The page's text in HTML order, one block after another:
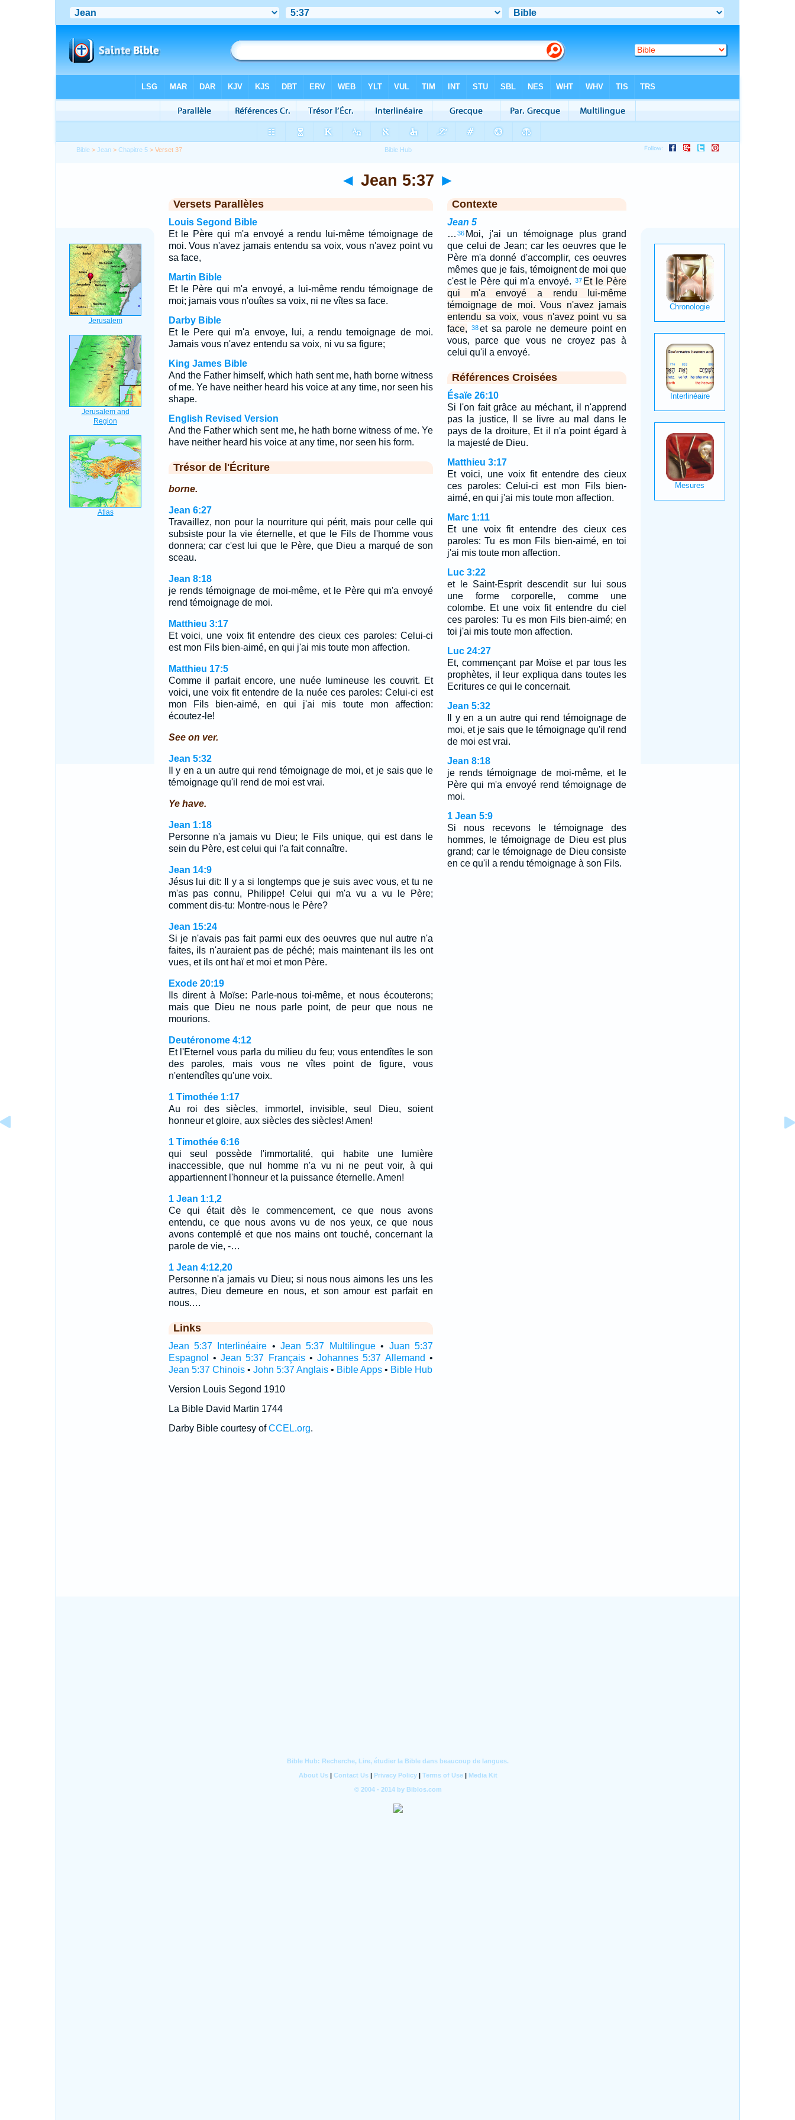
Bible >Jean >Chapitre 5 > Verset 37
◄ Jean 5:37 ►
Versets Parallèles
Louis Segond Bible
Et le Père qui m'a envoyé a rendu lui-même témoignage de
moi. Vous n'avez jamais entendu sa voix, vous n'avez point vu
sa face,
Martin Bible
Et le Père qui m'a envoyé, a lui-même rendu témoignage de
moi; jamais vous n'ouîtes sa voix, ni ne vîtes sa face.
Darby Bible
Et le Pere qui m'a envoye, lui, a rendu temoignage de moi.
Jamais vous n'avez entendu sa voix, ni vu sa figure;
King James Bible
And the Father himself, which hath sent me, hath borne witness
of me. Ye have neither heard his voice at any time, nor seen his
shape.
English Revised Version
And the Father which sent me, he hath borne witness of me. Ye
have neither heard his voice at any time, nor seen his form.
Trésor de l'Écriture
borne.
Jean 6:27
Travaillez, non pour la nourriture qui périt, mais pour celle qui
subsiste pour la vie éternelle, et que le Fils de l'homme vous
donnera; car c'est lui que le Père, que Dieu a marqué de son
sceau.
Jean 8:18
je rends témoignage de moi-même, et le Père qui m'a envoyé
rend témoignage de moi.
Matthieu 3:17
Et voici, une voix fit entendre des cieux ces paroles: Celui-ci
est mon Fils bien-aimé, en qui j'ai mis toute mon affection.
Matthieu 17:5
Comme il parlait encore, une nuée lumineuse les couvrit. Et
voici, une voix fit entendre de la nuée ces paroles: Celui-ci est
mon Fils bien-aimé, en qui j'ai mis toute mon affection:
écoutez-le!
See on ver.
Jean 5:32
Il y en a un autre qui rend témoignage de moi, et je sais que le
témoignage qu'il rend de moi est vrai.
Ye have.
Jean 1:18
Personne n'a jamais vu Dieu; le Fils unique, qui est dans le
sein du Père, est celui qui l'a fait connaître.
Jean 14:9
Jésus lui dit: Il y a si longtemps que je suis avec vous, et tu ne
m'as pas connu, Philippe! Celui qui m'a vu a vu le Père;
comment dis-tu: Montre-nous le Père?
Jean 15:24
Si je n'avais pas fait parmi eux des oeuvres que nul autre n'a
faites, ils n'auraient pas de péché; mais maintenant ils les ont
vues, et ils ont haï et moi et mon Père.
Exode 20:19
Ils dirent à Moïse: Parle-nous toi-même, et nous écouterons;
mais que Dieu ne nous parle point, de peur que nous ne
mourions.
Deutéronome 4:12
Et l'Eternel vous parla du milieu du feu; vous entendîtes le son
des paroles, mais vous ne vîtes point de figure, vous
n'entendîtes qu'une voix.
1 Timothée 1:17
Au roi des siècles, immortel, invisible, seul Dieu, soient
honneur et gloire, aux siècles des siècles! Amen!
1 Timothée 6:16
qui seul possède l'immortalité, qui habite une lumière
inaccessible, que nul homme n'a vu ni ne peut voir, à qui
appartiennent l'honneur et la puissance éternelle. Amen!
1 Jean 1:1,2
Ce qui était dès le commencement, ce que nous avons
entendu, ce que nous avons vu de nos yeux, ce que nous
avons contemplé et que nos mains ont touché, concernant la
parole de vie, -…
1 Jean 4:12,20
Personne n'a jamais vu Dieu; si nous nous aimons les uns les
autres, Dieu demeure en nous, et son amour est parfait en
nous.…
Links
Jean 5:37 Interlinéaire •Jean 5:37 Multilingue• Juan 5:37
Espagnol
•Jean 5:37 Français•Johannes 5:37 Allemand •
Jean 5:37 Chinois• John 5:37 Anglais• Bible Apps• Bible Hub
Version Louis Segond 1910
La Bible David Martin 1744
Darby Bible courtesy ofCCEL.org.
Contexte
Jean 5
… 36 Moi, j'ai un témoignage plus grand
que celui de Jean; car les oeuvres que le
Père m'a donné d'accomplir, ces oeuvres
mêmes que je fais, témoignent de moi que
c'est le Père qui m'a envoyé.
37 Et le Père
qui m'a envoyé a rendu lui-même
témoignage de moi. Vous n'avez jamais
entendu sa voix, vous n'avez point vu sa
face,
38 et sa parole ne demeure point en
vous, parce que vous ne croyez pas à
celui qu'il a envoyé.
Références Croisées
Ésaïe 26:10
Si l'on fait grâce au méchant, il n'apprend
pas la justice, Il se livre au mal dans le
pays de la droiture, Et il n'a point égard à
la majesté de Dieu.
Matthieu 3:17
Et voici, une voix fit entendre des cieux
ces paroles: Celui-ci est mon Fils bien-
aimé, en qui j'ai mis toute mon affection.
Marc 1:11
Et une voix fit entendre des cieux ces
paroles: Tu es mon Fils bien-aimé, en toi
j'ai mis toute mon affection.
Luc 3:22
et le Saint-Esprit descendit sur lui sous
une forme corporelle, comme une
colombe. Et une voix fit entendre du ciel
ces paroles: Tu es mon Fils bien-aimé; en
toi j'ai mis toute mon affection.
Luc 24:27
Et, commençant par Moïse et par tous les
prophètes, il leur expliqua dans toutes les
Ecritures ce qui le concernait.
Jean 5:32
Il y en a un autre qui rend témoignage de
moi, et je sais que le témoignage qu'il rend
de moi est vrai.
Jean 8:18
je rends témoignage de moi-même, et le
Père qui m'a envoyé rend témoignage de
moi.
1 Jean 5:9
Si nous recevons le témoignage des
hommes, le témoignage de Dieu est plus
grand; car le témoignage de Dieu consiste
en ce qu'il a rendu témoignage à son Fils.